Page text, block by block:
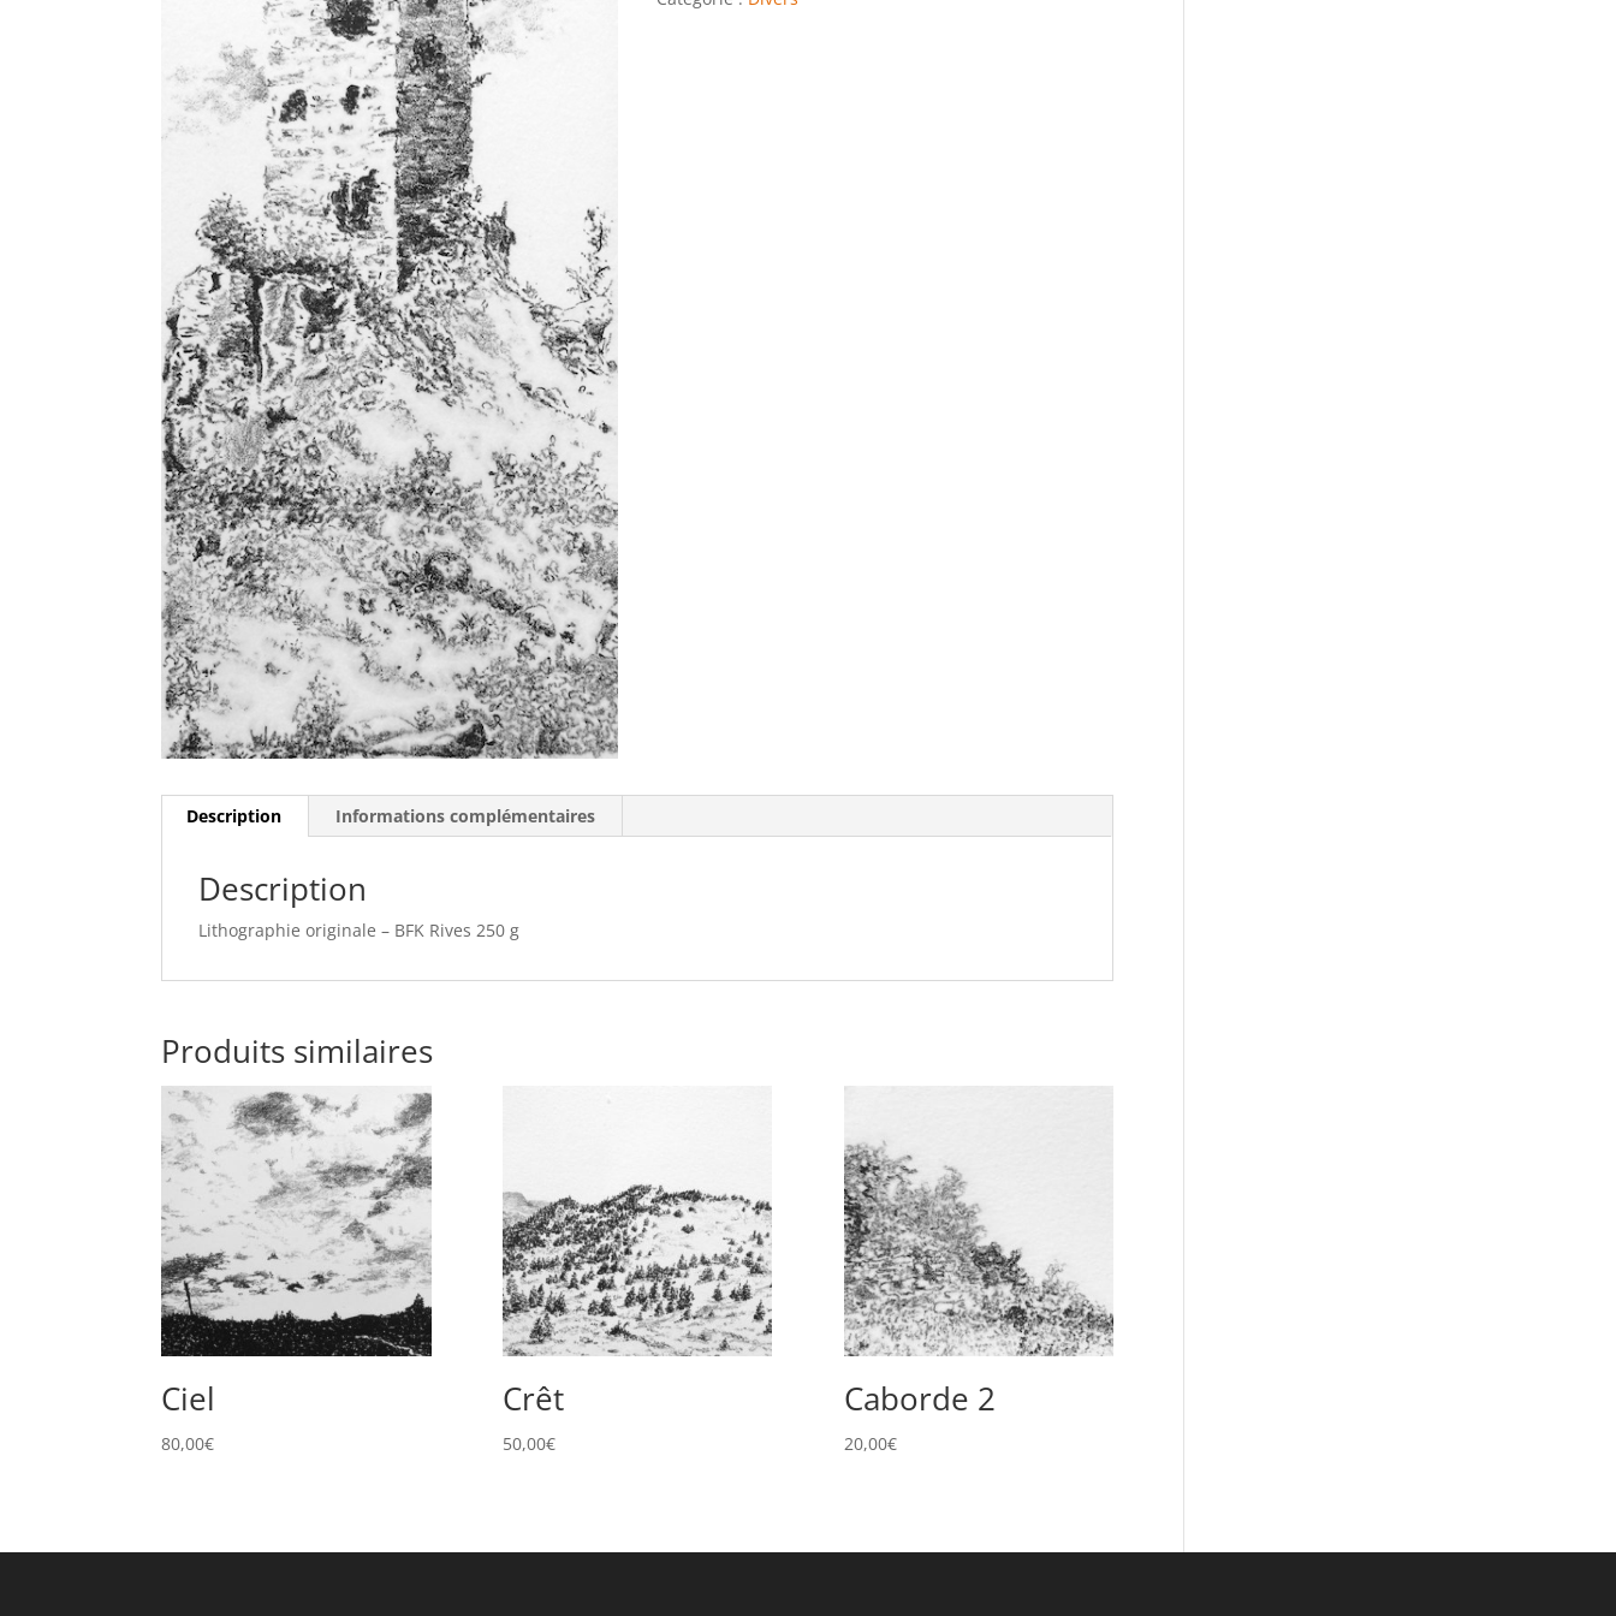
Description Informations complémentaires
Description
Lithographie originale – BFK Rives 250 g
Produits similaires
Ciel
80,00€
Crêt
50,00€
Caborde 2
20,00€